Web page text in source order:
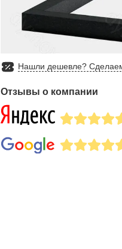
Нашли дешевле?
Отзывы о компании